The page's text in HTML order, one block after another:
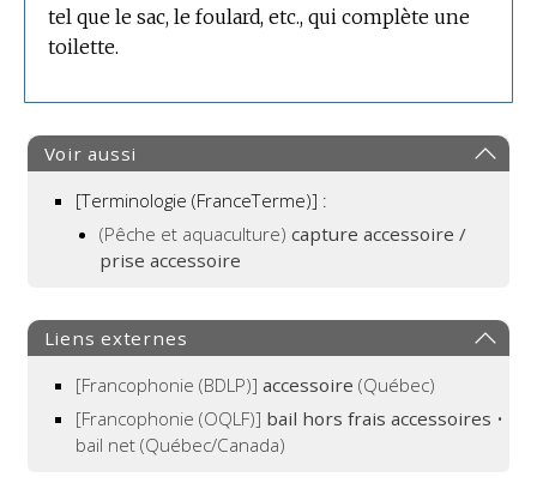
tel que le sac, le foulard, etc., qui complète une
toilette.
Voir aussi
[Terminologie (FranceTerme)] :
(Pêche et aquaculture)capture accessoire /
prise accessoire
Liens externes
[Francophonie (BDLP)] accessoire (Québec)
[Francophonie (OQLF)] bail hors frais accessoires •
bail net (Québec/Canada)